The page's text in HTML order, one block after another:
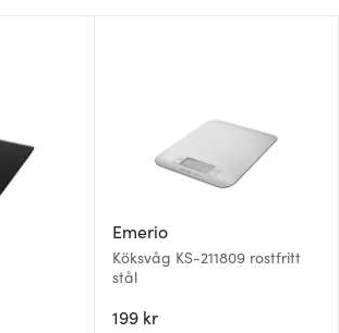
Emerio
Köksvåg KS-211809 rostfritt
stål
199 kr